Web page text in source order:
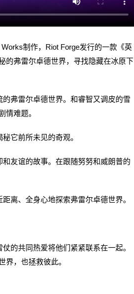
Works制作，Riot Forge发行的一款《英
的弗雷尔卓德世界，寻找隐藏在冰原下
弗雷尔卓德世界。和睿智又调皮的雪
情难题。
它前所未见的奇观。
友谊的故事。在跟随努努和威朗普的
离、全身心地探索弗雷尔卓德世界。
的共同热爱将他们紧紧联系在一起。
，也拯救彼此。